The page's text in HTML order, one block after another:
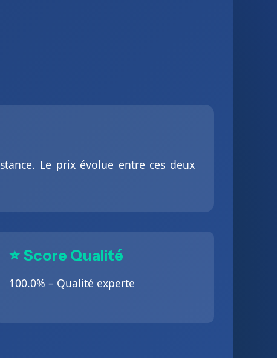
Le prix évolue entre ces deux
⭐ Score Qualité
100.0% – Qualité experte